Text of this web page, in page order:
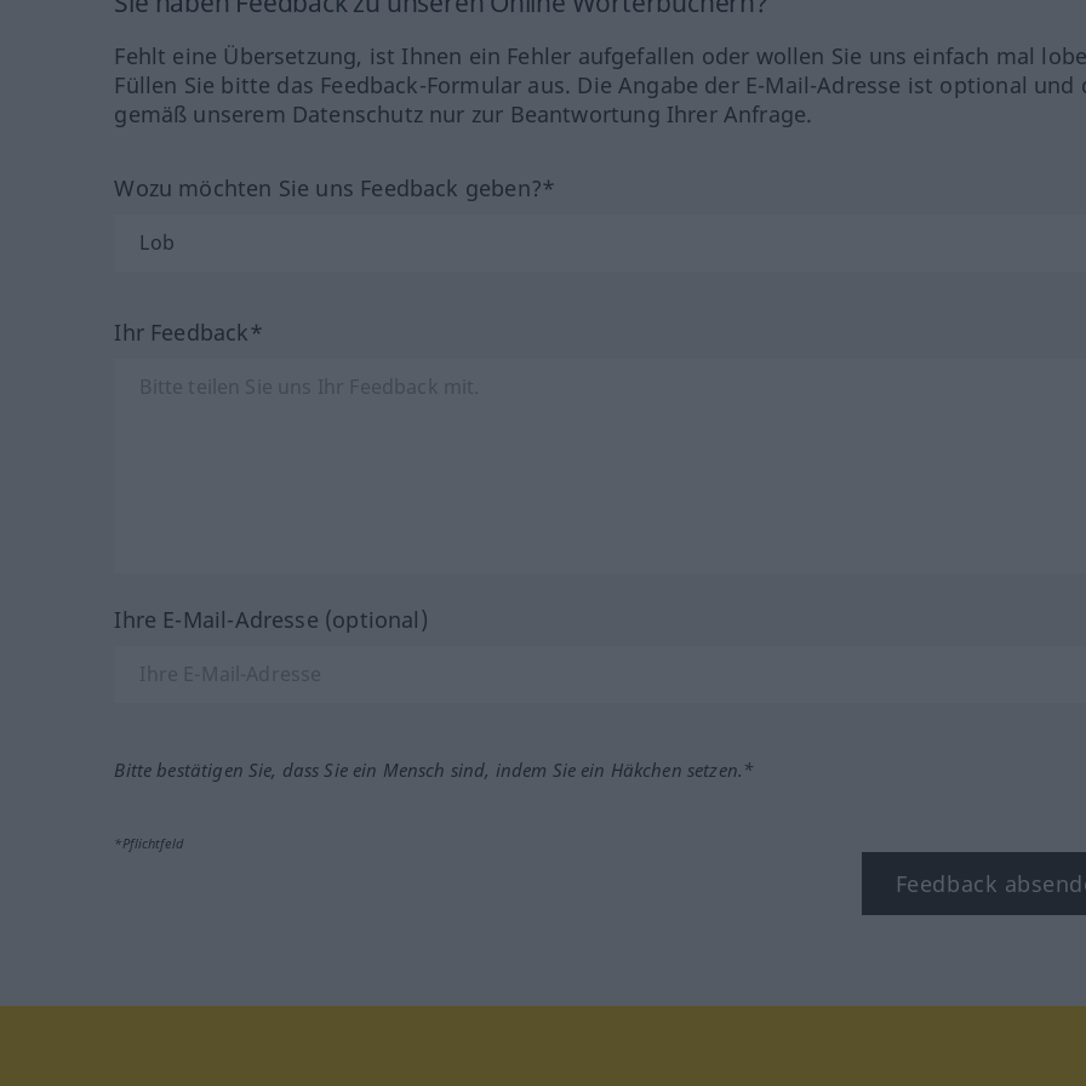
Fehlt eine Übersetzung, ist Ihnen ein Fehler aufgefallen oder wollen Sie uns einfach mal
Füllen Sie bitte das Feedback-Formular aus. Die Angabe der E-Mail-Adresse ist optional und
gemäß unserem Datenschutz nur zur Beantwortung Ihrer Anfrage.
Wozu möchten Sie uns Feedback geben?*
Ihr Feedback*
Ihre E-Mail-Adresse (optional)
Bitte bestätigen Sie, dass Sie ein Mensch sind, indem Sie ein Häkchen setzen.*
*Pflichtfeld
Feedback